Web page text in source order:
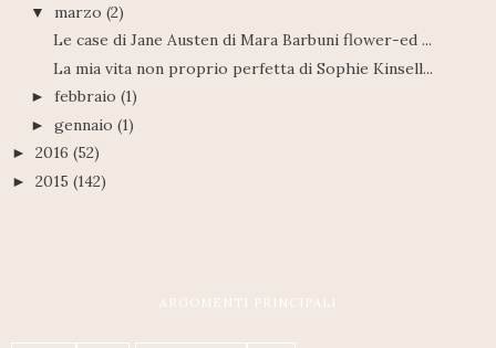
▼ marzo (2)
Le case di Jane Austen di Mara Barbuni flower-ed ...
La mia vita non proprio perfetta di Sophie Kinsell...
► febbraio (1)
► gennaio (1)
► 2016 (52)
► 2015 (142)
ARGOMENTI PRINCIPALI